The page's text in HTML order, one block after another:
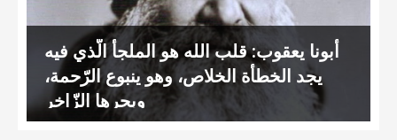
أبونا يعقوب: قلب الله هو الملجأ الّذي فيه
يجد الخطأة الخلاص، وهو ينبوع الرّحمة،
وبحرها الزّاخر